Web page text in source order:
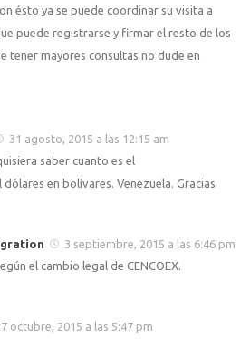
ésto ya se puede coordinar su visita a
puede registrarse y firmar el resto de los
tener mayores consultas no dude en
31 agosto, 2015 a las 12:15 am
saber cuanto es el
en bolívares. Venezuela. Gracias
3 septiembre, 2015 a las 6:46 pm
el cambio legal de CENCOEX.
octubre, 2015 a las 5:47 pm